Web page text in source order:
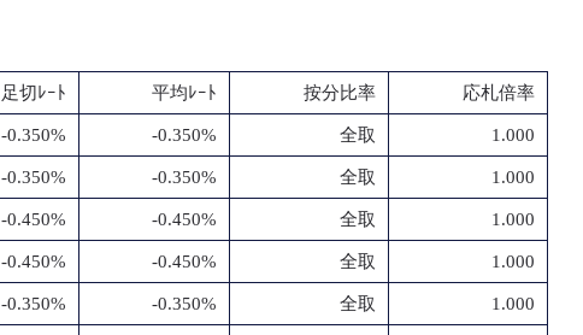
足切ﾚｰﾄ 平均ﾚｰﾄ 按分比率 応札倍率
-0.350% -0.350% 全取 1.000
-0.350% -0.350% 全取 1.000
-0.450% -0.450% 全取 1.000
-0.450% -0.450% 全取 1.000
-0.350% -0.350% 全取 1.000